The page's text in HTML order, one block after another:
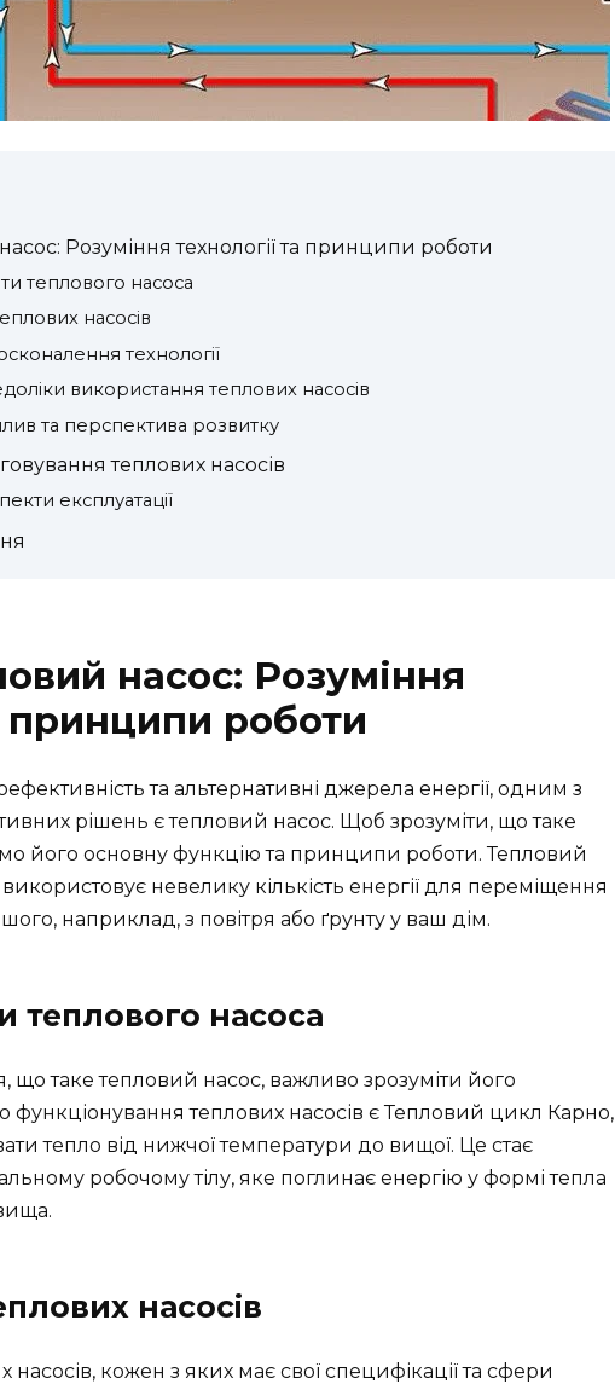
Розуміння технології та принципи роботи
теплового насоса
насосів
технології
використання теплових насосів
та перспектива розвитку
теплових насосів
експлуатації
насос: Розуміння
принципи роботи
та альтернативні джерела енергії, одним з
рішень є тепловий насос. Щоб зрозуміти, що таке
його основну функцію та принципи роботи. Тепловий
невелику кількість енергії для переміщення
наприклад, з повітря або ґрунту у ваш дім.
теплового насоса
що таке тепловий насос, важливо зрозуміти його
теплових насосів є Тепловий цикл Карно,
тепло від нижчої температури до вищої. Це стає
робочому тілу, яке поглинає енергію у формі тепла
насосів
насосів, кожен з яких має свої специфікації та сфери